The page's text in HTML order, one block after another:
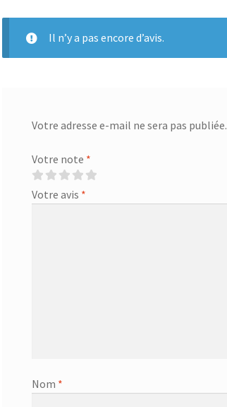
Il n’y a pas encore d’avis.
Votre adresse e-mail ne sera pas publiée.
Votre note *
Votre avis *
Nom *